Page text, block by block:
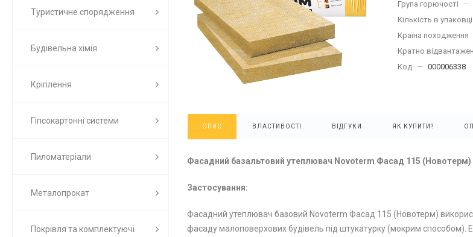
Туристичне спорядження
Будівельна хімія
Кріплення
Гіпсокартонні системи
Пиломатеріали
Металопрокат
Покрівля та комплектуючі
Група горючості
—
Кількість в упаковці
Країна походження
Кратно
Код
— 000006338
ОПИС ВЛАСТИВОСТІ ВІДГУКИ ЯК КУПИТИ?
Фасадний базальтовий утеплювач Novoterm Фасад 115
Застосування:
Фасадний утеплювач базовий Novoterm Фасад 115 (Новотерм)
фасаду малоповерхових будівель під штукатурку (мокрим способом).